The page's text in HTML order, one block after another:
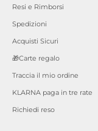
Resi e Rimborsi
Spedizioni
Acquisti Sicuri
🎁Carte regalo
Traccia il mio ordine
KLARNA paga in tre rate
Richiedi reso